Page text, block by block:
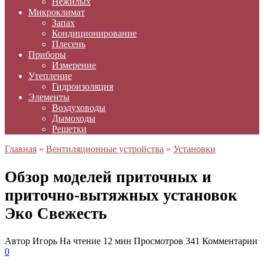
Микроклимат
Запах
Кондиционирование
Плесень
Приборы
Измерение
Утепление
Гидроизоляция
Элементы
Воздуховоды
Дымоходы
Решетки
Главная » Вентиляционные устройства » Установки
Обзор моделей приточных и
приточно-вытяжных установок
Эко Свежесть
Автор Игорь На чтение 12 мин Просмотров 341 Комментарии
0